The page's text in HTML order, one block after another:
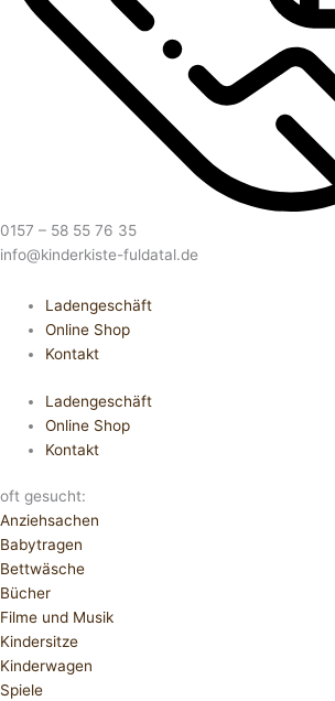
0157 – 58 55 76 35
info@kinderkiste-fuldatal.de
Ladengeschäft
Online Shop
Kontakt
Ladengeschäft
Online Shop
Kontakt
oft gesucht:
Anziehsachen
Babytragen
Bettwäsche
Bücher
Filme und Musik
Kindersitze
Kinderwagen
Spiele